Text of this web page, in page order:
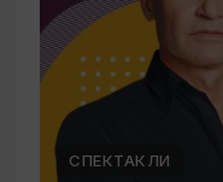
СПЕКТАКЛИ